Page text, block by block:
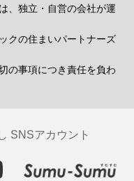
、独立・自営の会社が運
クの住まいパートナーズ
の事項につき責任を負わ
SNSアカウント